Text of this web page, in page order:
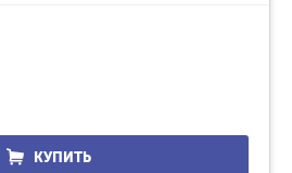
КУПИТЬ